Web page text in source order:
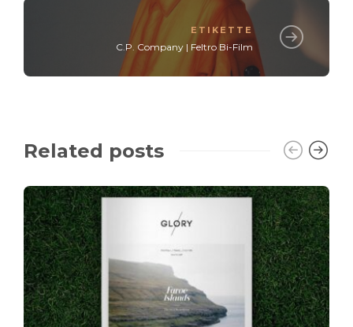
ETIKETTE
C.P. Company | Feltro Bi-Film
Related posts